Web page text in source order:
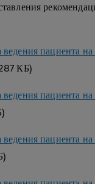
пациента
КБ)
пациента
пациента на